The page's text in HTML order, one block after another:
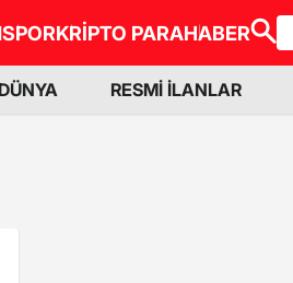
SPORKRİPTO PARAHABER
DÜNYA RESMİ İLANLAR